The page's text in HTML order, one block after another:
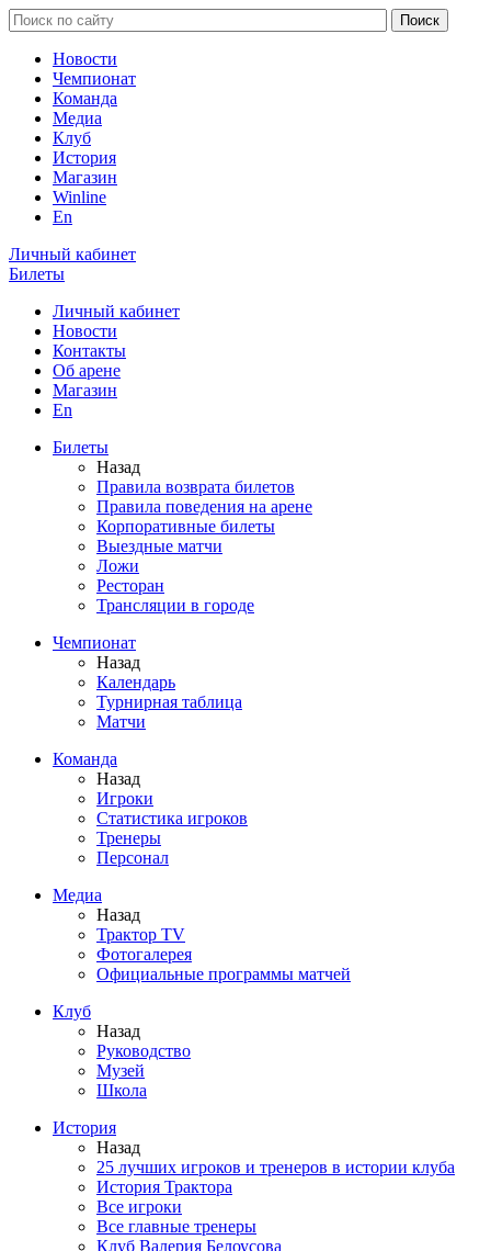
Новости
Чемпионат
Команда
Медиа
Клуб
История
Магазин
Winline
En
Личный кабинет
Билеты
Личный кабинет
Новости
Контакты
Об арене
Магазин
En
Билеты
Назад
Правила возврата билетов
Правила поведения на арене
Корпоративные билеты
Выездные матчи
Ложи
Ресторан
Трансляции в городе
Чемпионат
Назад
Календарь
Турнирная таблица
Матчи
Команда
Назад
Игроки
Статистика игроков
Тренеры
Персонал
Медиа
Назад
Трактор TV
Фотогалерея
Официальные программы матчей
Клуб
Назад
Руководство
Музей
Школа
История
Назад
25 лучших игроков и тренеров в истории клуба
История Трактора
Все игроки
Все главные тренеры
Клуб Валерия Белоусова